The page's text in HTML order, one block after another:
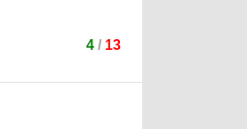
4 / 13